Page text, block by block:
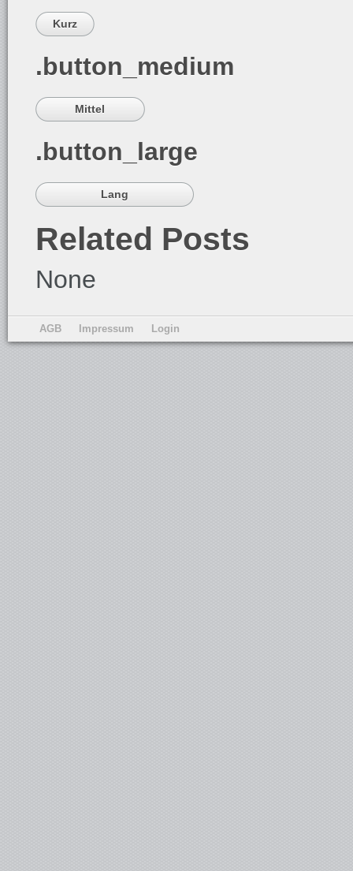
Kurz
.button_medium
Mittel
.button_large
Lang
Related Posts
None
AGB Impressum Login